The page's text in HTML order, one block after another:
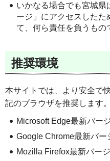
いかなる場合でも宮城
ージ」にアクセスしたた
て、何ら責任を負うもの
推奨環境
本サイトでは、より安全で
記のブラウザを推奨します。
Microsoft Edge最新バー
Google Chrome最新バー
Mozilla Firefox最新バー